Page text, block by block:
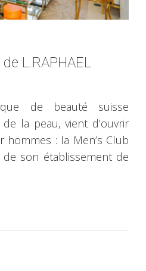
L.RAPHAEL
de beauté suisse
la peau, vient d’ouvrir
hommes : la Men’s Club
de son établissement de